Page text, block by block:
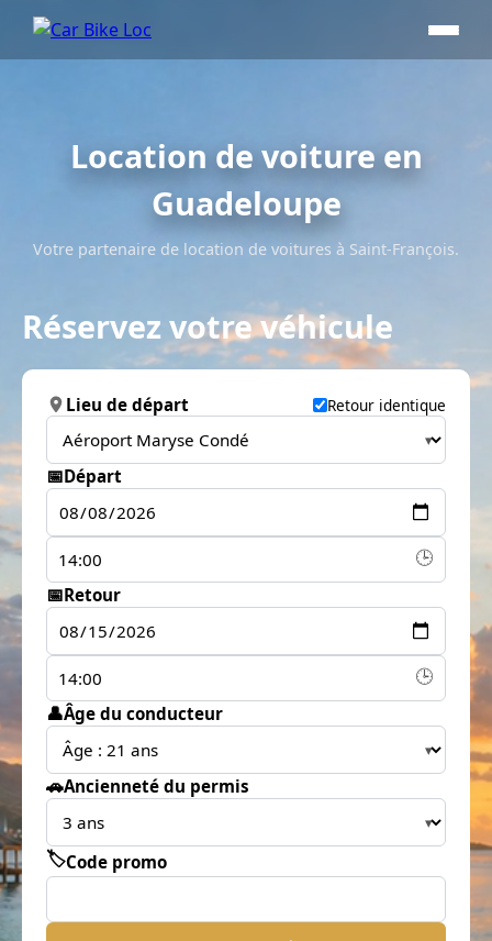
Location de voiture en
Guadeloupe
Votre partenaire de location de voitures à Saint-François.